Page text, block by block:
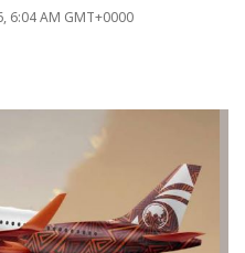
6:04 AM GMT+0000